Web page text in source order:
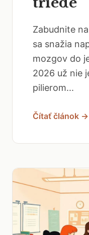
Zabudnite
sa snažia
mozgov do
2026 už nie
pilierom...
Čítať článok →